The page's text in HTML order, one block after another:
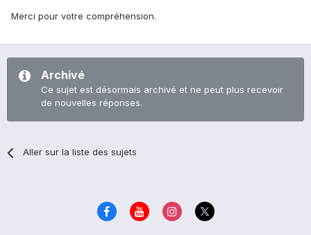
Merci pour votre compréhension.
Archivé
Ce sujet est désormais archivé et ne peut plus recevoir
de nouvelles réponses.
Aller sur la liste des sujets